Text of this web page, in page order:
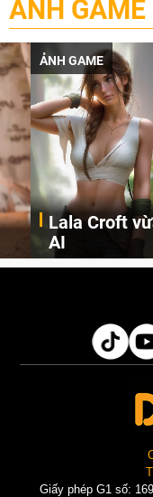
ẢNH GAME
ẢNH GAME
Lala Croft vừa
Giấy phép G1 số: